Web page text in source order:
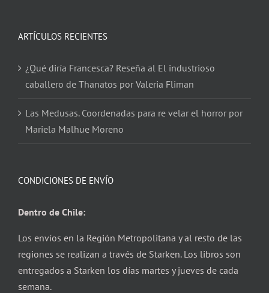
ARTÍCULOS RECIENTES
¿Qué diría Francesca? Reseña al El industrioso
caballero de Thanatos por Valeria Fliman
Las Medusas. Coordenadas para re velar el horror por
Mariela Malhue Moreno
CONDICIONES DE ENVÍO
Dentro de Chile:
Los envíos en la Región Metropolitana y al resto de las
regiones se realizan a través de Starken. Los libros son
entregados a Starken los días martes y jueves de cada
semana.